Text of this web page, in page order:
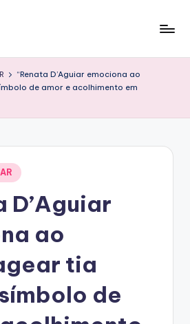
“Renata D’Aguiar emociona ao
de amor e acolhimento em
D’Aguiar
ao
tia
de